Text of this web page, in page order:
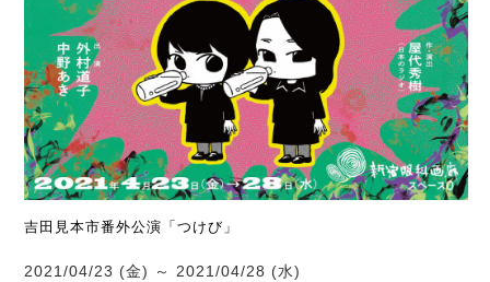
吉田見本市番外公演「つけび」
2021/04/23 (金) ～ 2021/04/28 (水)